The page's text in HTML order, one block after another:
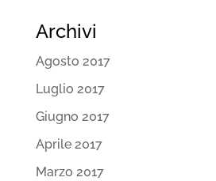
Archivi
Agosto 2017
Luglio 2017
Giugno 2017
Aprile 2017
Marzo 2017